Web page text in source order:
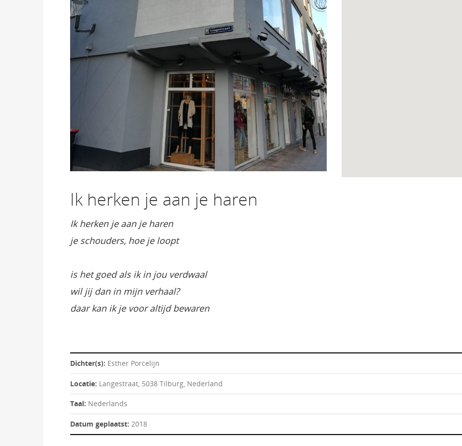
Ik herken je aan je haren
Ik herken je aan je haren
je schouders, hoe je loopt
is het goed als ik in jou verdwaal
wil jij dan in mijn verhaal?
daar kan ik je voor altijd bewaren
Dichter(s): Esther Porcelijn
Locatie: Langestraat, 5038 Tilburg, Nederland
Taal: Nederlands
Datum geplaatst: 2018